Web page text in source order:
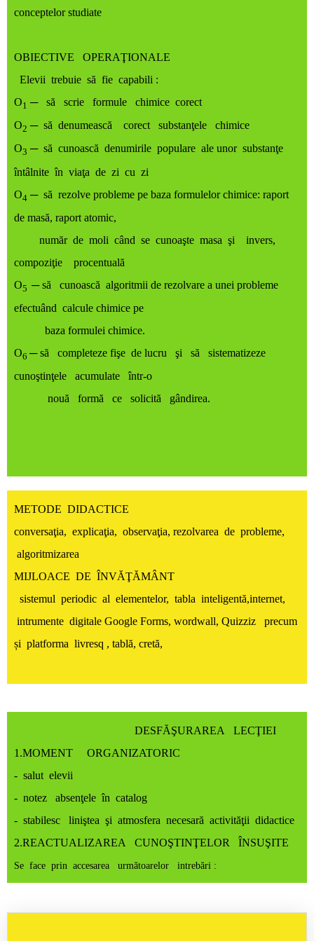
conceptelor studiate
OBIECTIVE OPERAŢIONALE
Elevii trebuie să fie capabili :
O1 ─ să scrie formule chimice corect
O2 ─ să denumească corect substanţele chimice
O3 ─ să cunoască denumirile populare ale unor substanţe
întâlnite în viaţa de zi cu zi
O4 ─ să rezolve probleme pe baza formulelor chimice: raport
de masă, raport atomic,
număr de moli când se cunoaşte masa şi invers,
compoziţie procentuală
O5 ─ să cunoască algoritmii de rezolvare a unei probleme
efectuând calcule chimice pe
baza formulei chimice.
O6 ─ să completeze fişe de lucru şi să sistematizeze
cunoştinţele acumulate într-o
nouă formă ce solicită gândirea.
METODE DIDACTICE
conversaţia, explicaţia, observaţia, rezolvarea de probleme,
algoritmizarea
MIJLOACE DE ÎNVĂŢĂMÂNT
sistemul periodic al elementelor, tabla inteligentă,internet,
intrumente digitale Google Forms, wordwall, Quizziz precum
și platforma livresq , tablă, cretă,
DESFĂŞURAREA LECŢIEI
1.MOMENT ORGANIZATORIC
- salut elevii
- notez absenţele în catalog
- stabilesc liniştea şi atmosfera necesară activităţii didactice
2.REACTUALIZAREA CUNOŞTINŢELOR ÎNSUŞITE
Se face prin accesarea următoarelor intrebări :